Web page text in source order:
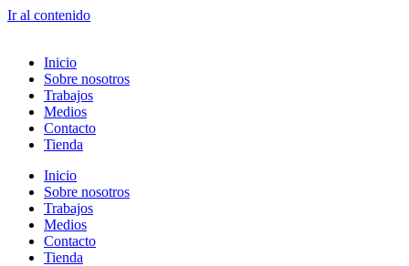
Ir al contenido
Inicio
Sobre nosotros
Trabajos
Medios
Contacto
Tienda
Inicio
Sobre nosotros
Trabajos
Medios
Contacto
Tienda